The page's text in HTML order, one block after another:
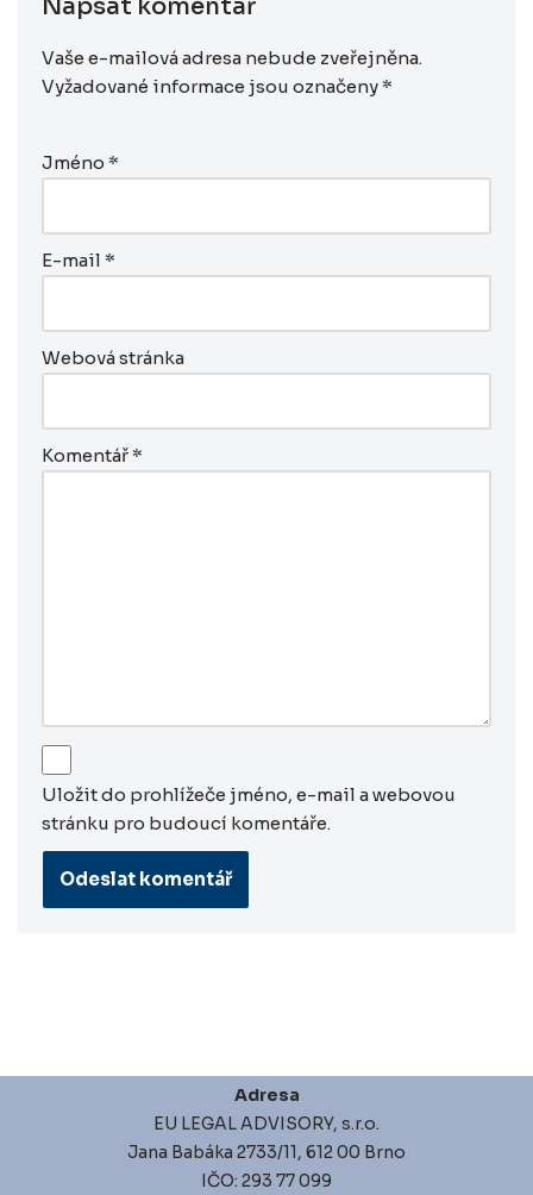
Napsat komentář
Vaše e-mailová adresa nebude zveřejněna.
Vyžadované informace jsou označeny *
Jméno *
E-mail *
Webová stránka
Komentář *
Uložit do prohlížeče jméno, e-mail a webovou
stránku pro budoucí komentáře.
Adresa
EU LEGAL ADVISORY, s.r.o.
Jana Babáka 2733/11, 612 00 Brno
IČO: 293 77 099